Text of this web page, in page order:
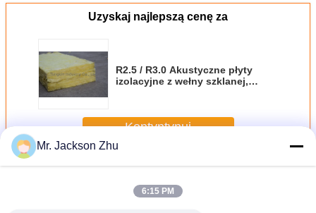
Uzyskaj najlepszą cenę za
R2.5 / R3.0 Akustyczne płyty
izolacyjne z wełny szklanej,
Kontyntynuj
JeszczeWata izolacyjna z wełny szklanej
Mr. Jackson Zhu
6:15 PM